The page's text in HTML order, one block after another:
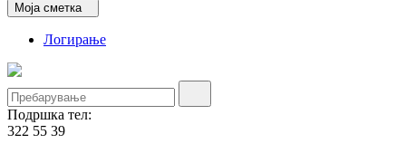
Моја сметка
Логирање
Подршка тел:
322 55 39